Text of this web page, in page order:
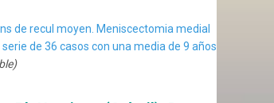
de recul moyen. Meniscectomia medial
de 36 casos con una media de 9 años